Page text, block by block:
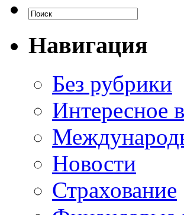
Навигация
Без рубрики
Интересное
Новости
Страхование